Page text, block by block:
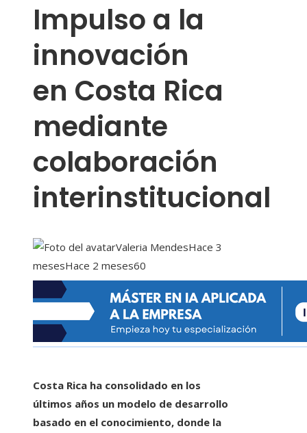
Impulso a la
innovación
en Costa Rica
mediante
colaboración
interinstitucional
Valeria MendesHace 3
mesesHace 2 meses60
Costa Rica ha consolidado en los
últimos años un modelo de desarrollo
basado en el conocimiento, donde la